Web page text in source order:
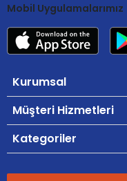
Mobil Uygulamalarımız
Kurumsal
Müşteri Hizmetleri
Kategoriler